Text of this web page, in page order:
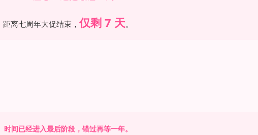
距离七周年大促结束， 仅剩 7 天。
时间已经进入最后阶段，错过再等一年。